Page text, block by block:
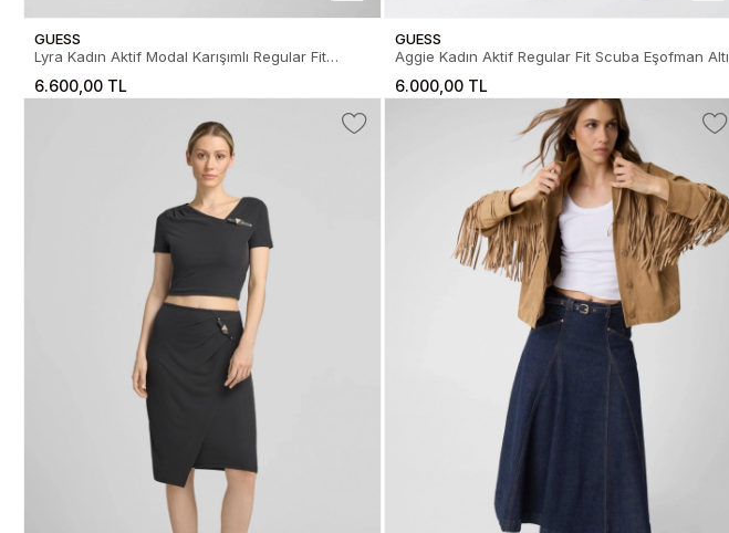
GUESS
Lyra Kadın Aktif Modal Karışımlı Regular Fit
6.600,00 TL
GUESS
Aggie Kadın Aktif Regular Fit Scuba Eşofman Altı
6.000,00 TL